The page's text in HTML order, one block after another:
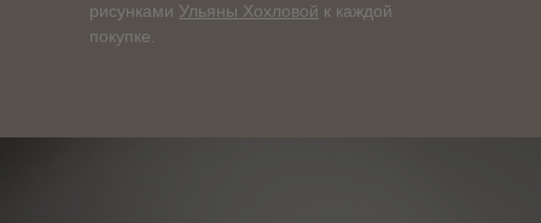
рисунками Ульяны Хохловой к каждой
покупке.